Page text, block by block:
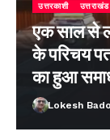
उत्तरकाशी उत्तराखंड
एक साल से
के परिचय
का हुआ
Lokesh